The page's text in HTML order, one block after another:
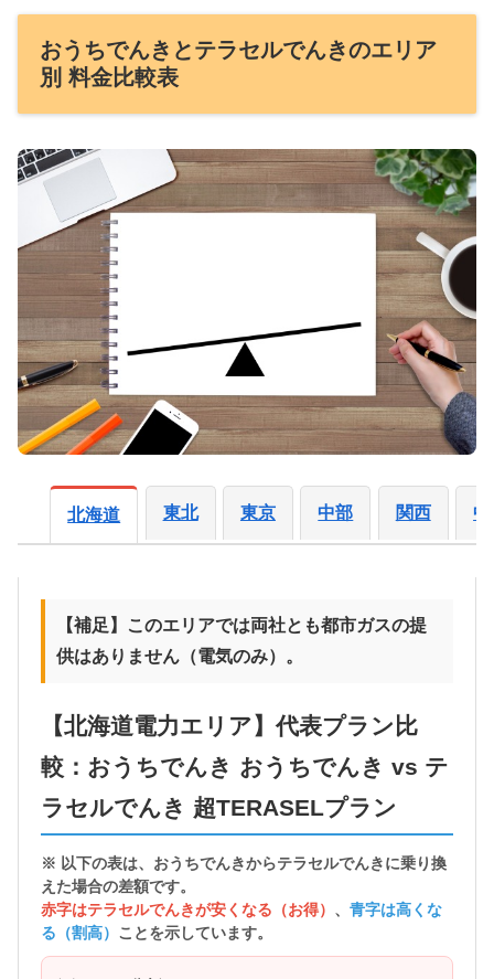
おうちでんきとテラセルでんきのエリア
別 料金比較表
北海道 東北 東京 中部 関西 中
【補足】このエリアでは両社とも都市ガスの提
供はありません（電気のみ）。
【北海道電力エリア】代表プラン比
較：おうちでんき おうちでんき vs テ
ラセルでんき 超TERASELプラン
※ 以下の表は、おうちでんきからテラセルでんきに乗り換
えた場合の差額です。
赤字はテラセルでんきが安くなる（お得） 、 青字は高くな
る（割高） ことを示しています。